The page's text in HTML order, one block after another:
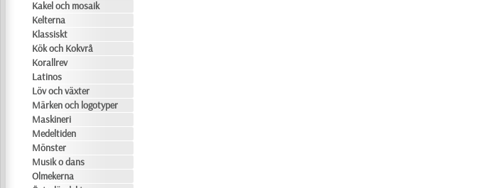
Kakel och mosaik
Kelterna
Klassiskt
Kök och Kokvrå
Korallrev
Latinos
Löv och växter
Märken och logotyper
Maskineri
Medeltiden
Mönster
Musik o dans
Olmekerna